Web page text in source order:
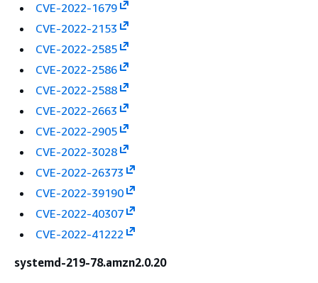
CVE-2022-1679
CVE-2022-2153
CVE-2022-2585
CVE-2022-2586
CVE-2022-2588
CVE-2022-2663
CVE-2022-2905
CVE-2022-3028
CVE-2022-26373
CVE-2022-39190
CVE-2022-40307
CVE-2022-41222
systemd-219-78.amzn2.0.20